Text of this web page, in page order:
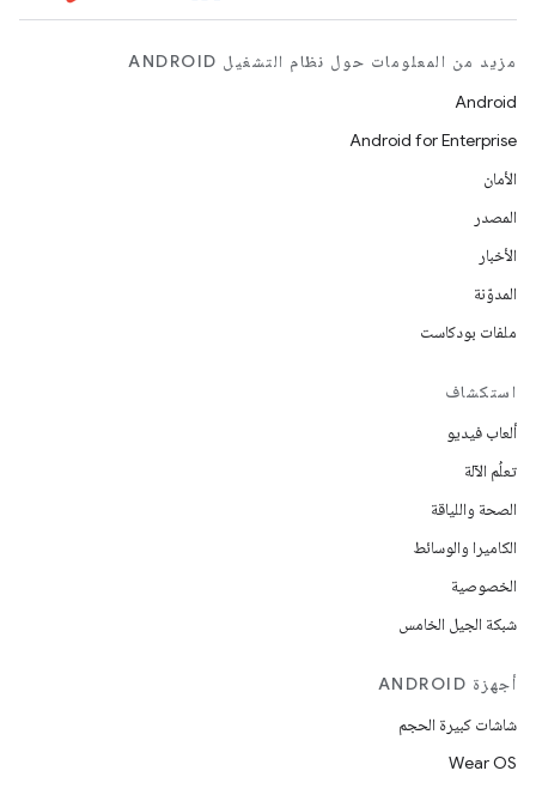
مزيد من المعلومات حول نظام التشغيل ANDROID
Android
Android for Enterprise
الأمان
المصدر
الأخبار
المدوّنة
ملفات بودكاست
استكشاف
ألعاب فيديو
تعلُم الآلة
الصحة واللياقة
الكاميرا والوسائط
الخصوصية
شبكة الجيل الخامس
أجهزة ANDROID
شاشات كبيرة الحجم
Wear OS